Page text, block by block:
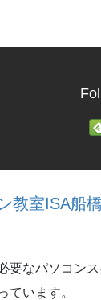
教室ISA船
要なパソコン
ています。